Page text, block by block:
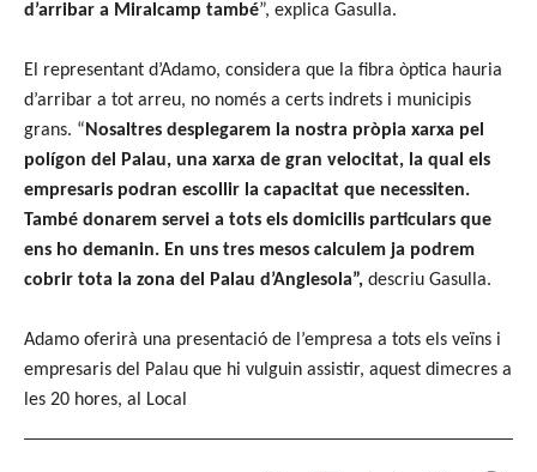
d’arribar a Miralcamp també”, explica Gasulla.
El representant d’Adamo, considera que la fibra òptica hauria
d’arribar a tot arreu, no només a certs indrets i municipis
grans. “Nosaltres desplegarem la nostra pròpia xarxa pel
polígon del Palau, una xarxa de gran velocitat, la qual els
empresaris podran escollir la capacitat que necessiten.
També donarem servei a tots els domicilis particulars que
ens ho demanin. En uns tres mesos calculem ja podrem
cobrir tota la zona del Palau d’Anglesola”, descriu Gasulla.
Adamo oferirà una presentació de l’empresa a tots els veïns i
empresaris del Palau que hi vulguin assistir, aquest dimecres a
les 20 hores, al Local